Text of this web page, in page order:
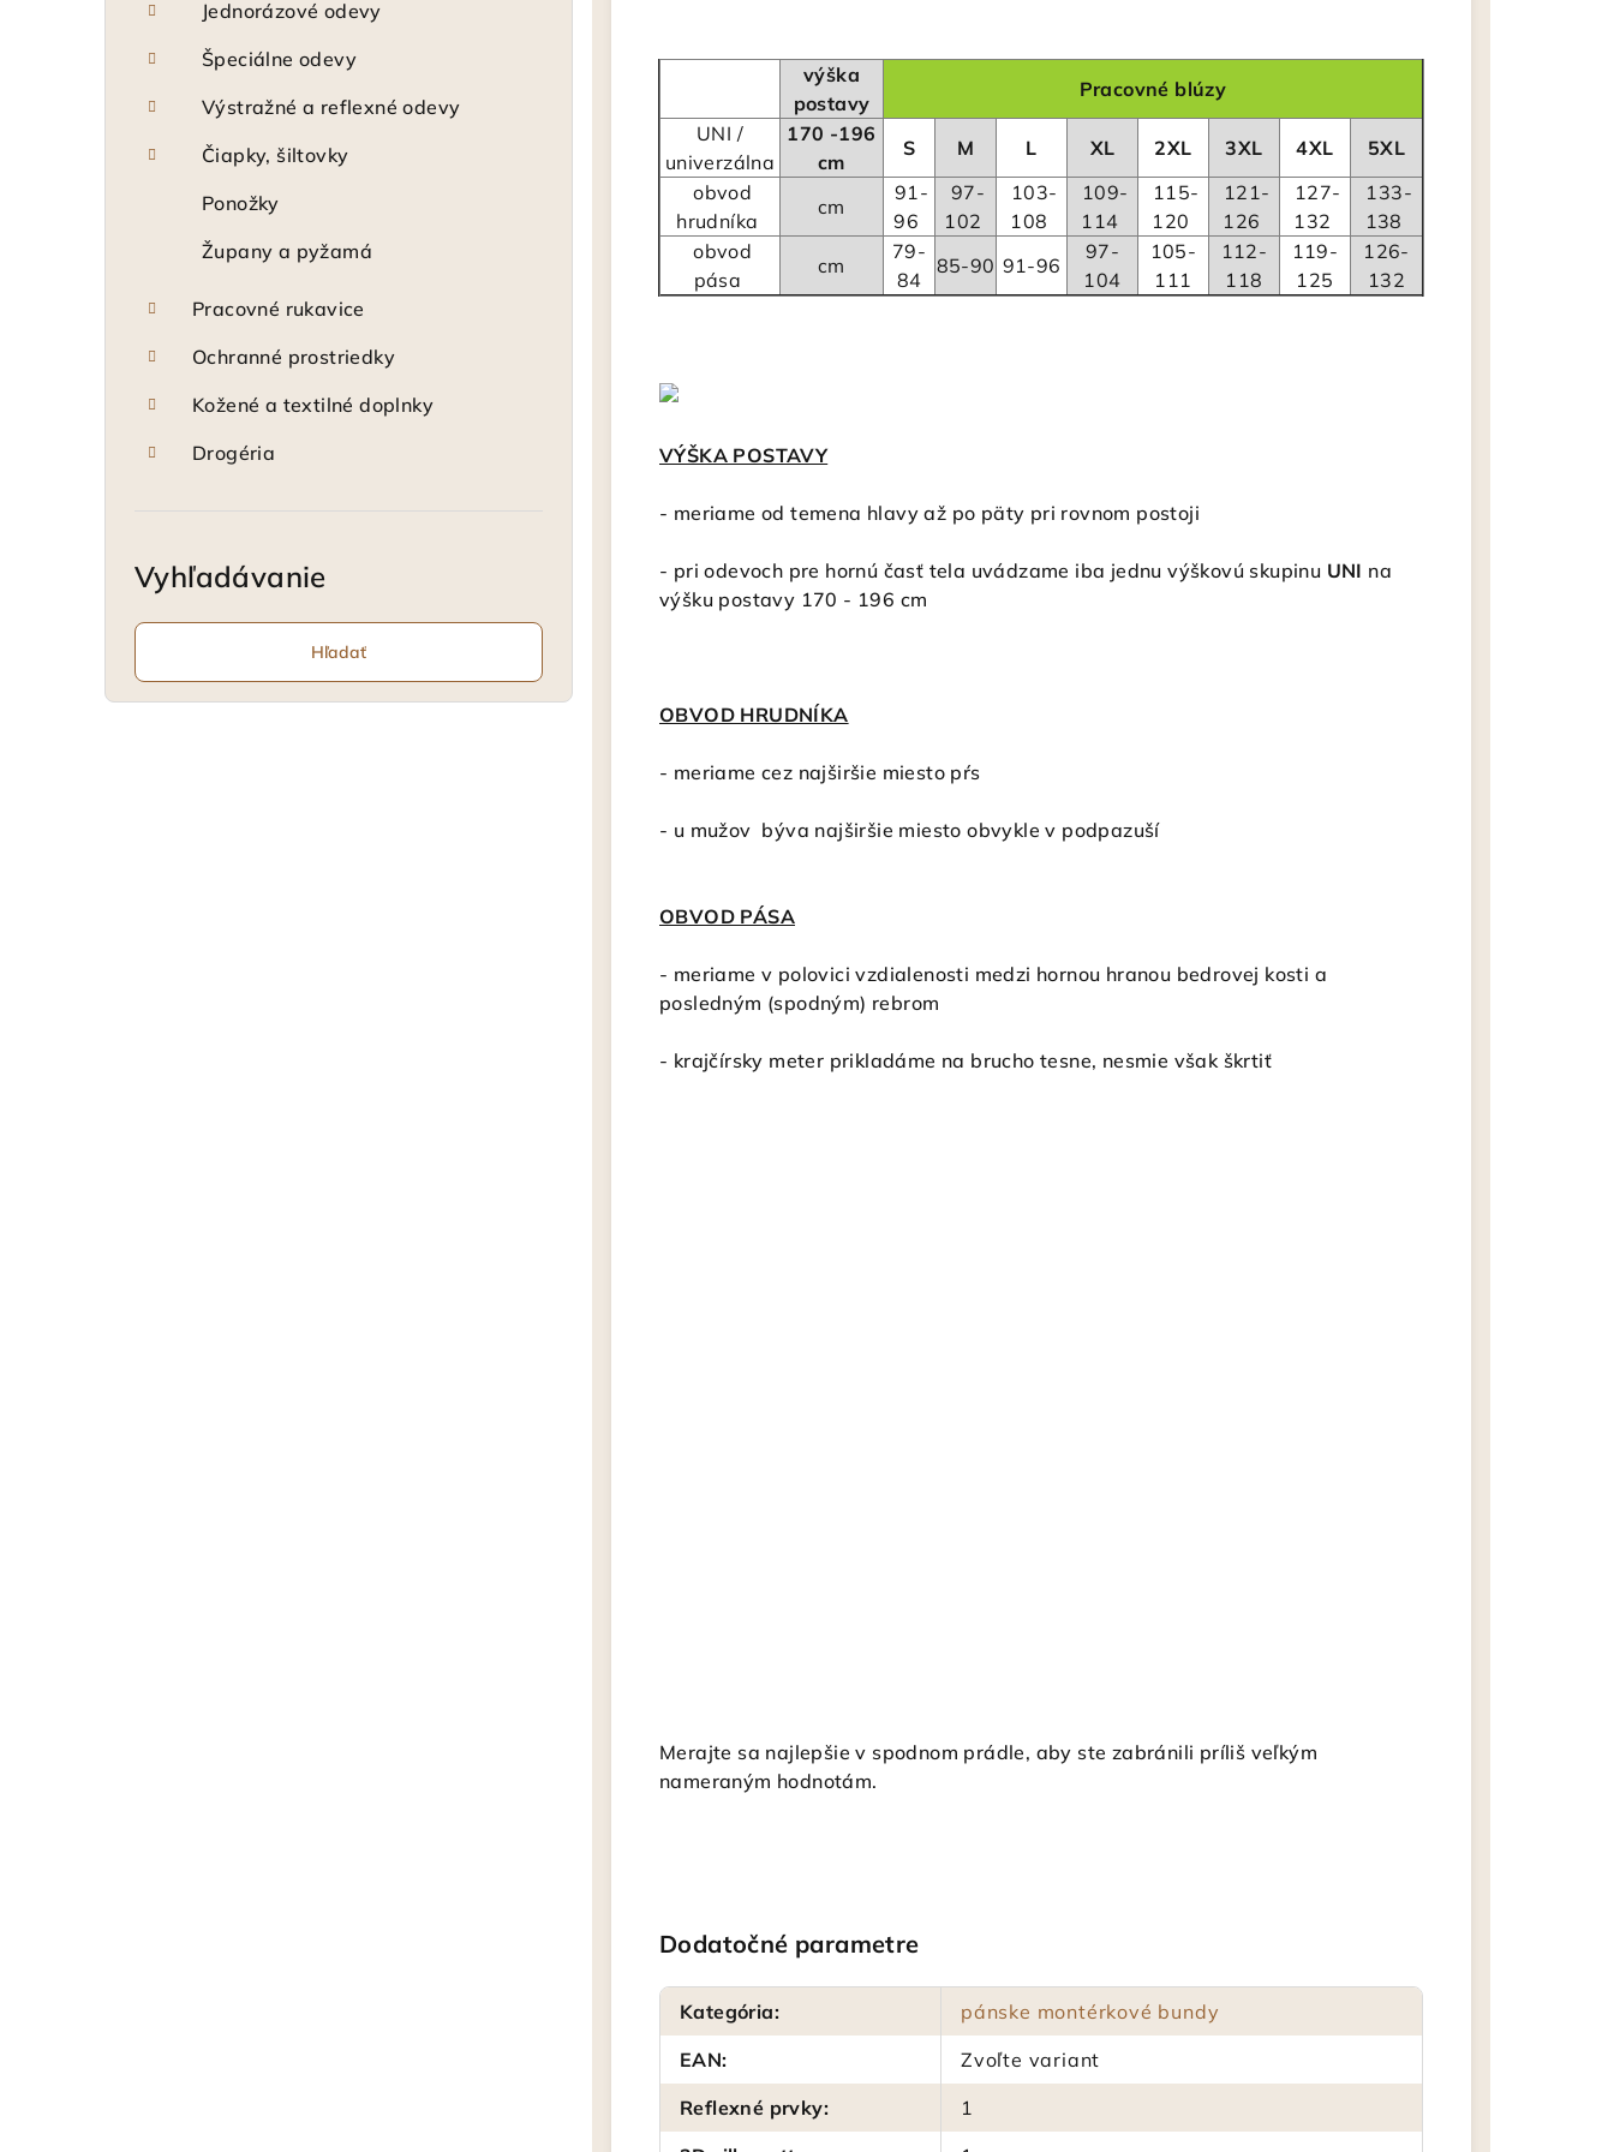
Jednorázové odevy
Špeciálne odevy
Výstražné a reflexné odevy
Čiapky, šiltovky
Ponožky
Župany a pyžamá
Pracovné rukavice
Ochranné prostriedky
Kožené a textilné doplnky
Drogéria
Vyhľadávanie
Hľadať
výška
postavy
Pracovné blúzy
UNI /
univerzálna
170 -196
cm
S M L XL 2XL 3XL 4XL
5XL
obvod
hrudníka
cm
91-
96
97-
102
103-
108
109-
114
115-
120
121-
126
127-
132
133-
138
obvod
pása
cm
79-
84
85-90 91-96
97-
104
105-
111
112-
118
119-
125
126-
132
VÝŠKA POSTAVY
- meriame od temena hlavy až po päty pri rovnom postoji
- pri odevoch pre hornú časť tela uvádzame iba jednu výškovú skupinu UNI na
výšku postavy 170 - 196 cm
OBVOD HRUDNÍKA
- meriame cez najširšie miesto pŕs
- u mužov býva najširšie miesto obvykle v podpazuší
OBVOD PÁSA
- meriame v polovici vzdialenosti medzi hornou hranou bedrovej kosti a
posledným (spodným) rebrom
- krajčírsky meter prikladáme na brucho tesne, nesmie však škrtiť
Merajte sa najlepšie v spodnom prádle, aby ste zabránili príliš veľkým
nameraným hodnotám.
Dodatočné parametre
Kategória:
pánske montérkové bundy
EAN:
Zvoľte variant
Reflexné prvky:
1